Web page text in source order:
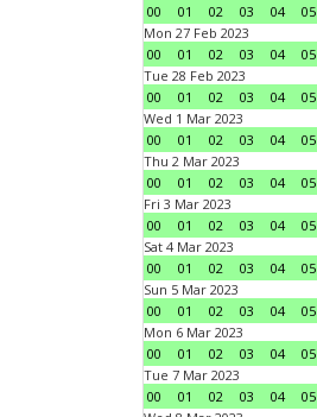
00
01 02 03 04 05
Mon 27 Feb 2023
00
01 02 03 04 05
Tue 28 Feb 2023
00
01 02 03 04 05
Wed 1 Mar 2023
00
01 02 03 04 05
Thu 2 Mar 2023
00
01 02 03 04 05
Fri 3 Mar 2023
00
01 02 03 04 05
Sat 4 Mar 2023
00
01 02 03 04 05
Sun 5 Mar 2023
00
01 02 03 04 05
Mon 6 Mar 2023
00
01 02 03 04 05
Tue 7 Mar 2023
00
01 02 03 04 05